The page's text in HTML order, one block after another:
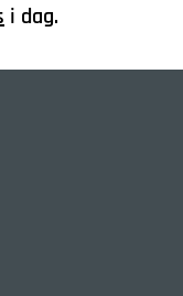
i dag.